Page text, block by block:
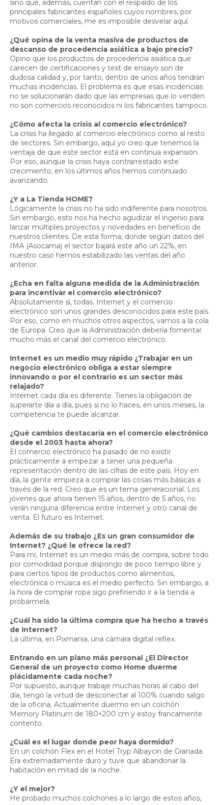
sino que, además, cuentan con el respaldo de los
principales fabricantes españoles cuyos nombres, por
motivos comerciales, me es imposible desvelar aquí.
¿Qué opina de la venta masiva de productos de
descanso de procedencia asiática a bajo precio?
Opino que los productos de procedencia asiática que
carecen de certificaciones y test de ensayo son de
dudosa calidad y, por tanto, dentro de unos años tendrán
muchas incidencias. El problema es que esas incidencias
no se solucionarán dado que las empresas que lo venden
no son comercios reconocidos ni los fabricantes tampoco.
¿Cómo afecta la crisis al comercio electrónico?
La crisis ha llegado al comercio electrónico como al resto
de sectores. Sin embargo, aquí yo creo que tenemos la
ventaja de que este sector está en continua expansión.
Por eso, aunque la crisis haya contrarrestado este
crecimiento, en los últimos años hemos continuado
avanzando.
¿Y a La Tienda HOME?
Lógicamente la crisis no ha sido indiferente para nosotros.
Sin embargo, esto nos ha hecho agudizar el ingenio para
lanzar múltiples proyectos y novedades en beneficio de
nuestros clientes. De esta forma, donde según datos del
IMA (Asocama) el sector bajará este año un 22%, en
nuestro caso hemos estabilizado las ventas del año
anterior.
¿Echa en falta alguna medida de la Administración
para incentivar el comercio electrónico?
Absolutamente sí, todas. Internet y el comercio
electrónico son unos grandes desconocidos para este país.
Por eso, como en muchos otros aspectos, vamos a la cola
de Europa. Creo que la Administración debería fomentar
mucho más el canal del comercio electrónico.
Internet es un medio muy rápido ¿Trabajar en un
negocio electrónico obliga a estar siempre
innovando o por el contrario es un sector más
relajado?
Internet cada día es diferente. Tienes la obligación de
superarte día a día, pues si no lo haces, en unos meses, la
competencia te puede alcanzar.
¿Qué cambios destacaría en el comercio electrónico
desde el 2003 hasta ahora?
El comercio electrónico ha pasado de no existir
prácticamente a empezar a tener una pequeña
representación dentro de las cifras de este país. Hoy en
día, la gente empieza a comprar las cosas más básicas a
través de la red. Creo que es un tema generacional. Los
jóvenes que ahora tienen 15 años, dentro de 5 años, no
verán ninguna diferencia entre Internet y otro canal de
venta. El futuro es Internet.
Además de su trabajo ¿Es un gran consumidor de
Internet? ¿Qué le ofrece la red?
Para mí, Internet es un medio más de compra, sobre todo
por comodidad porque dispongo de poco tiempo libre y
para ciertos tipos de productos como alimentos,
electrónica o música es el medio perfecto. Sin embargo, a
la hora de comprar ropa sigo prefiriendo ir a la tienda a
probármela.
¿Cuál ha sido la última compra que ha hecho a través
de Internet?
La última, en Pixmania, una cámara digital reflex.
Entrando en un plano más personal ¿El Director
General de un proyecto como Home duerme
plácidamente cada noche?
Por supuesto, aunque trabaje muchas horas al cabo del
día, tengo la virtud de desconectar al 100% cuando salgo
de la oficina. Actualmente duermo en un colchón
Memory Platinum de 180×200 cm y estoy francamente
contento.
¿Cuál es el lugar donde peor haya dormido?
En un colchón Flex en el Hotel Tryp Albaycin de Granada.
Era extremadamente duro y tuve que abandonar la
habitación en mitad de la noche.
¿Y el mejor?
He probado muchos colchones a lo largo de estos años,